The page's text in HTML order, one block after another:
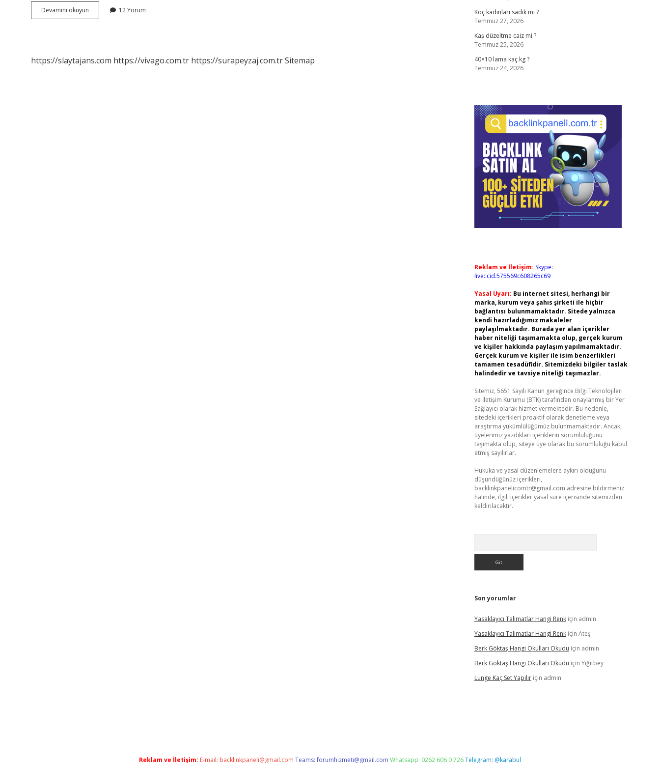
Devamını okuyun
Çıkarım
12 Yorum
https://slaytajans.com https://vivago.com.tr https://surapeyzaj.com.trSitemap
Koç kadınları sadık mı ?
Temmuz 27, 2026
Kaş düzeltme caiz mi ?
Temmuz 25, 2026
40×10 lama kaç kg ?
Temmuz 24, 2026
Reklam ve İletişim: Skype:
live:.cid.575569c608265c69
Yasal Uyarı: Bu internet sitesi, herhangi bir
marka, kurum veya şahıs şirketi ile hiçbir
bağlantısı bulunmamaktadır. Sitede yalnızca
kendi hazırladığımız makaleler
paylaşılmaktadır. Burada yer alan içerikler
haber niteliği taşımamakta olup, gerçek kurum
ve kişiler hakkında paylaşım yapılmamaktadır.
Gerçek kurum ve kişiler ile isim benzerlikleri
tamamen tesadüfidir. Sitemizdeki bilgiler taslak
halindedir ve tavsiye niteliği taşımazlar.
Sitemiz, 5651 Sayılı Kanun gereğince Bilgi Teknolojileri
ve İletişim Kurumu (BTK) tarafından onaylanmış bir Yer
Sağlayıcı olarak hizmet vermektedir. Bu nedenle,
sitedeki içerikleri proaktif olarak denetleme veya
araştırma yükümlülüğümüz bulunmamaktadır. Ancak,
üyelerimiz yazdıkları içeriklerin sorumluluğunu
taşımakta olup, siteye üye olarak bu sorumluluğu kabul
etmiş sayılırlar.
Hukuka ve yasal düzenlemelere aykırı olduğunu
düşündüğünüz içerikleri,
backlinkpanelicomtr@gmail.com adresine bildirmeniz
halinde, ilgili içerikler yasal süre içerisinde sitemizden
kaldırılacaktır.
Son yorumlar
Yasaklayıcı Talimatlar Hangi Renkiçin admin
Yasaklayıcı Talimatlar Hangi Renkiçin Ateş
Berk Göktaş Hangi Okulları Okudu için admin
Berk Göktaş Hangi Okulları Okudu için Yiğitbey
Lunge Kaç Set Yapılıriçin admin
Reklam ve İletişim: E-mail: backlinkpaneli@gmail.com Teams:forumhizmeti@gmail.com Whatsapp: 0262 606 0 726Telegram: @karabul